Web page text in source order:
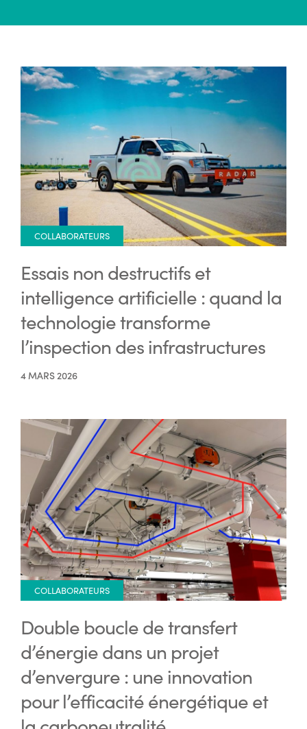
COLLABORATEURS
Essais non destructifs et
intelligence artificielle : quand la
technologie transforme
l’inspection des infrastructures
4 MARS 2026
COLLABORATEURS
Double boucle de transfert
d’énergie dans un projet
d’envergure : une innovation
pour l’efficacité énergétique et